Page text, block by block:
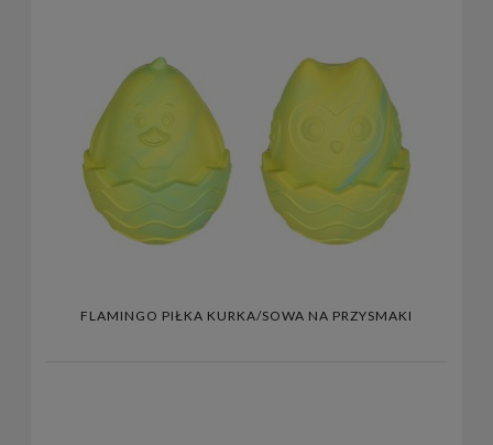
FLAMINGO PIŁKA KURKA/SOWA NA PRZYSMAKI